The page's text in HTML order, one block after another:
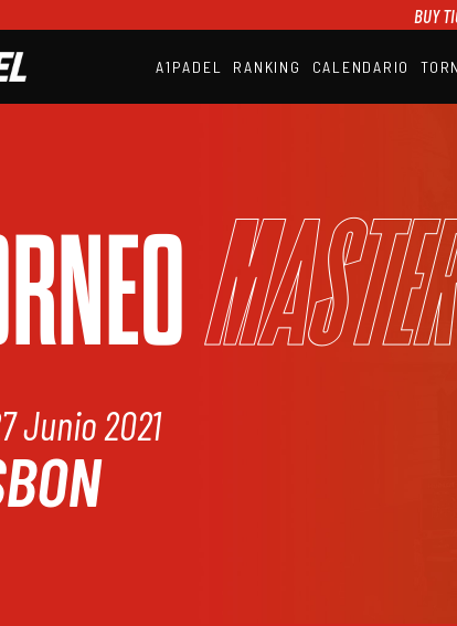
BUY
A1PADEL RANKING CALENDARIO
Master
Junio 2021